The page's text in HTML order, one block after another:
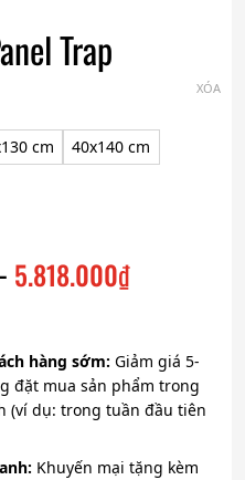
Trap
cm
40x140 cm
XÓA
5.818.000₫
hàng sớm: Giảm giá 5-
đặt mua sản phẩm trong
(ví dụ: trong tuần đầu tiên
Khuyến mại tặng kèm